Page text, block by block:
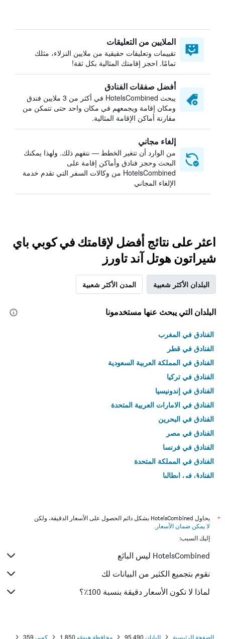
الملايين من التعليقات
تقييمات وتعليقات حقيقية من ملايين النزلاء، مثلك
تمامًا. احجز إقامتك المثالية بكل ثقة!
أفضل صفقات الفنادق
يبحث HotelsCombined في أكثر من 3 ملايين فندق
ومكان إقامة ويجمعهم في مكان واحد حتى تتمكن من
مقارنة أماكن الإقامة المثالية.
إلغاء مجاني
من الوارد أن تتغير الخطط — نتفهم ذلك. ولهذا يمكنك
البحث وحجز فنادق وأماكن إقامة على
HotelsCombined من وكالات السفر التي تقدم خدمة
الإلغاء المجاني
اعثر على نتائج أفضل لإقامتك في كوبي باي
شيراتون هوتل آند تاورز
البلدان الأكثر شعبية المدن الأكثر شعبية
البلدان التي يبحث عنها مستخدمونا
الفنادق في المغرب
الفنادق في قطر
الفنادق في المملكة العربية السعودية
الفنادق في تركيا
الفنادق في إندونيسيا
الفنادق في الامارات العربية المتحدة
الفنادق في البحرين
الفنادق في مصر
الفنادق في فرنسا
الفنادق في المملكة المتحدة
الفنادق في إيطاليا
*
يحاول HotelsCombined بشكل دائم الحصول على الأسعار الدقيقة، ولكن
لا يمكن ضمان الأسعار .
إليك السبب:
HotelsCombined ليس البائع
نقوم بتجميع الكثير من البيانات لك
لماذا لا تكون الأسعار دقيقة بنسبة 100٪؟
الصفحة الرئيسية اليابان 95,490 محافظة هيوغو 1,850 كوبي 359